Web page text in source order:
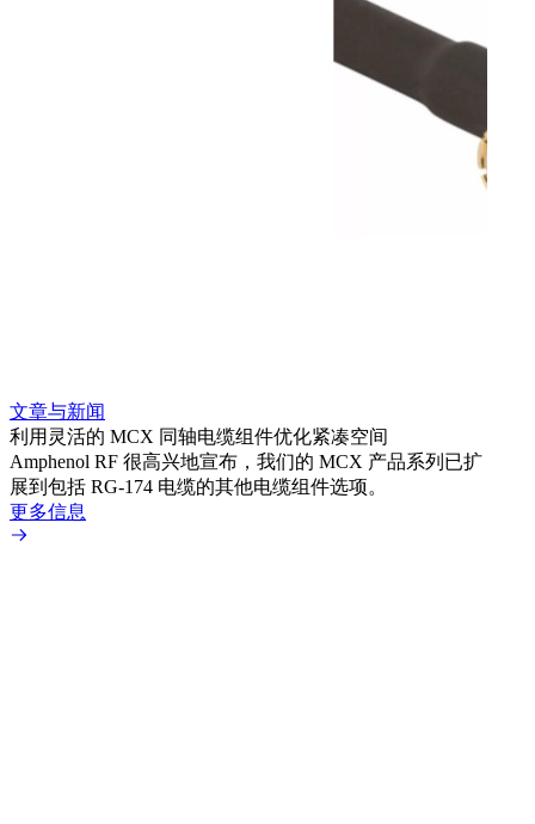
文章与新闻
利用灵活的 MCX 同轴电缆组件优化紧凑空间
Amphenol RF 很高兴地宣布，我们的 MCX 产品系列已扩
展到包括 RG-174 电缆的其他电缆组件选项。
更多信息